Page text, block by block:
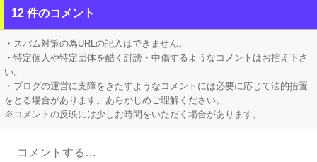
【画像】 女性、『大人の●もちゃ』を入れたままMRI検査を受けた結果 →
【動画】 ビッグフットの正体が判明
12 件のコメント
・スパム対策の為URLの記入はできません。
・特定個人や特定団体を酷く誹謗・中傷するようなコメントはお控え下さ
い。
・ブログの運営に支障をきたすようなコメントには必要に応じて法的措置
をとる場合があります。あらかじめご理解ください。
※コメントの反映には少しお時間をいただく場合があります。